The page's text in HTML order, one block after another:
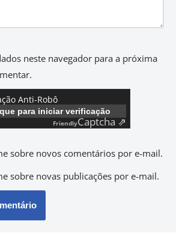
neste navegador para a próxima
Anti-Robô
para iniciar verificação
FriendlyCaptcha ⇗
sobre novos comentários por e-mail.
sobre novas publicações por e-mail.